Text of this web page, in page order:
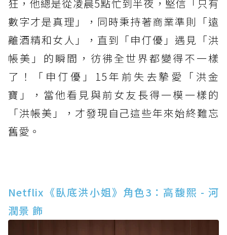
狂，他總是從凌晨5點忙到半夜，堅信「只有
數字才是真理」，同時秉持著商業準則「遠
離酒精和女人」，直到「申仃優」遇見「洪
帳美」的瞬間，彷彿全世界都變得不一樣
了！「申仃優」15年前失去摯愛「洪金
寶」，當他看見與前女友長得一模一樣的
「洪帳美」，才發現自己這些年來始終難忘
舊愛。
Netflix《臥底洪小姐》角色3：高馥熙 - 河
潤景 飾